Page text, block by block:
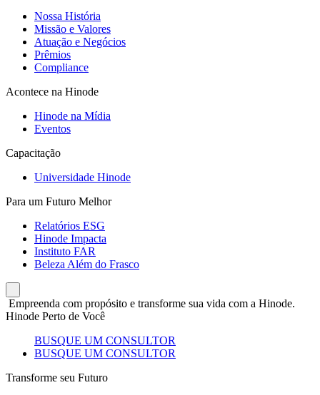
Nossa História
Missão e Valores
Atuação e Negócios
Prêmios
Compliance
Acontece na Hinode
Hinode na Mídia
Eventos
Capacitação
Universidade Hinode
Para um Futuro Melhor
Relatórios ESG
Hinode Impacta
Instituto FAR
Beleza Além do Frasco
Empreenda com propósito e transforme sua vida com a Hinode.
Hinode Perto de Você
BUSQUE UM CONSULTOR
BUSQUE UM CONSULTOR
Transforme seu Futuro